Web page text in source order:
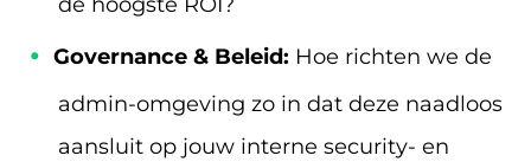
de hoogste ROI?
Governance & Beleid: Hoe richten we de
admin-omgeving zo in dat deze naadloos
aansluit op jouw interne security- en